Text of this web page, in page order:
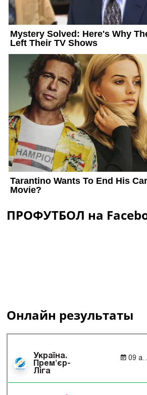
ПРОФУТБОЛ на
Онлайн результаты